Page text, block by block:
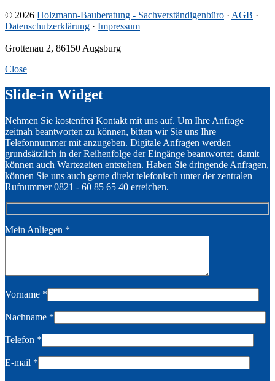
© 2026 Holzmann-Bauberatung - Sachverständigenbüro · AGB ·
Datenschutzerklärung · Impressum
Grottenau 2, 86150 Augsburg
Close
Slide-in Widget
Nehmen Sie kostenfrei Kontakt mit uns auf. Um Ihre Anfrage
zeitnah beantworten zu können, bitten wir Sie uns Ihre
Telefonnummer mit anzugeben. Digitale Anfragen werden
grundsätzlich in der Reihenfolge der Eingänge beantwortet, damit
können auch Wartezeiten entstehen. Haben Sie dringende Anfragen,
können Sie uns auch gerne direkt telefonisch unter der zentralen
Rufnummer 0821 - 60 85 65 40 erreichen.
Mein Anliegen *
Vorname *
Nachname *
Telefon *
E-mail *